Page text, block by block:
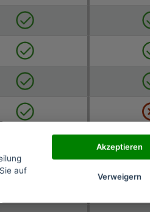
mit
auf
Akzeptieren
Verweigern